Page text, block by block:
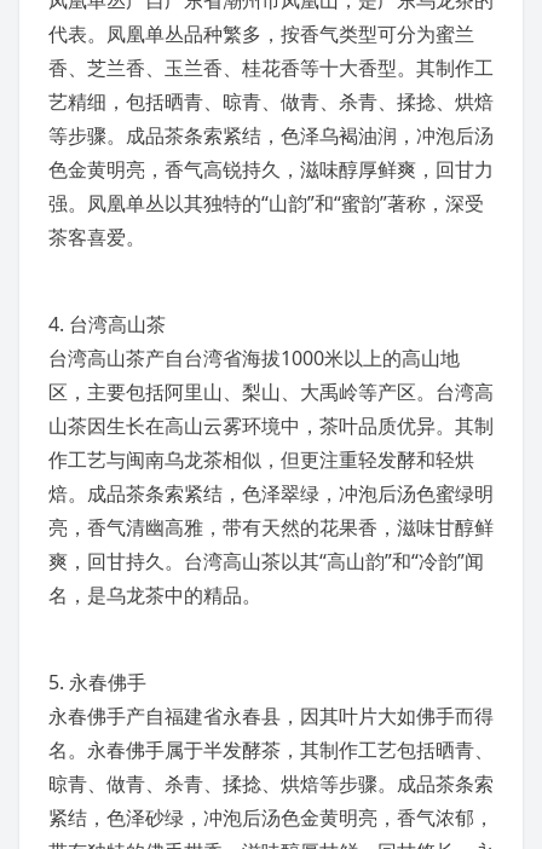
代表。凤凰单丛品种繁多，按香气类型可分为蜜兰
香、芝兰香、玉兰香、桂花香等十大香型。其制作工
艺精细，包括晒青、晾青、做青、杀青、揉捻、烘焙
等步骤。成品茶条索紧结，色泽乌褐油润，冲泡后汤
色金黄明亮，香气高锐持久，滋味醇厚鲜爽，回甘力
强。凤凰单丛以其独特的“山韵”和“蜜韵”著称，深受
茶客喜爱。
4. 台湾高山茶
台湾高山茶产自台湾省海拔1000米以上的高山地
区，主要包括阿里山、梨山、 大禹岭等产区。台湾高
山茶因生长在高山云雾环境中，茶叶品质优异。其制
作工艺与闽南乌龙茶相似，但更注重轻发酵和轻烘
焙。成品茶条索紧结，色泽翠绿，冲泡后汤色蜜绿明
亮，香气清幽高雅，带有天然的花果香，滋味甘醇鲜
爽，回甘持久。台湾高山茶以其“高山韵”和“冷韵”闻
名，是乌龙茶中的精品。
5. 永春佛手
永春佛手产自福建省永春县 ，因其叶片大如佛手而得
名。永春佛手属于半发酵茶，其制作工艺包括晒青、
晾青、做青、杀青、揉捻、烘焙等步骤。成品茶条索
紧结，色泽砂绿，冲泡后汤色金黄明亮，香气浓郁，